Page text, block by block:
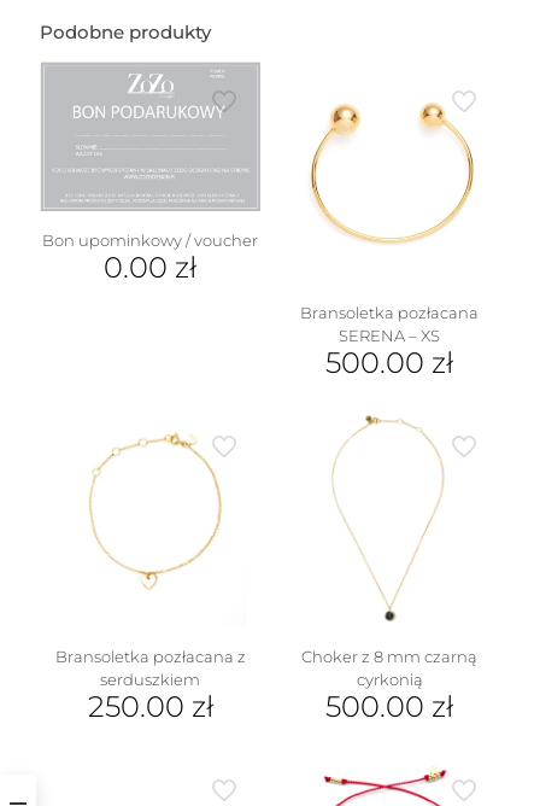
Podobne produkty
Bon upominkowy / voucher
0.00 zł
Bransoletka pozłacana
SERENA – XS
500.00 zł
Bransoletka pozłacana z
serduszkiem
250.00 zł
Choker z 8 mm czarną
cyrkonią
500.00 zł